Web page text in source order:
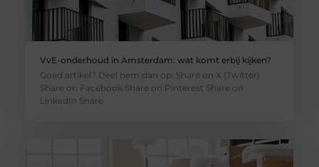
VvE-onderhoud in Amsterdam: wat komt erbij kijken?
Goed artikel? Deel hem dan op: Share on X (Twitter)
Share on Facebook Share on Pinterest Share on
LinkedIn Share